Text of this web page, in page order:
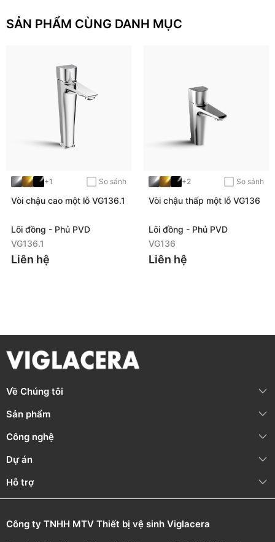
sản phẩm phù hợp nhất cho gia đình bạn.
Vệ sinh thường xuyên, nhẹ nhàng bằng chất tẩy rửa trung
tính, khăn mềm và nước sạch
sử dụng dung dịch tẩy rửa có tính axit, kiềm cao khi
hành
Phần thân, bộ
hòa trộn nước
Linh kiện (Đai ốc,
gioăng, tay gạt,
cần sen, bộ
*Quét mã QR trên sản phẩm để theo dõi thông tin thời gian
SẢN PHẨM CÙNG DANH MỤC
+1 So sánh
Vòi chậu cao một lỗ VG136.1
Lõi đồng - Phủ PVD
VG136.1
Liên hệ
+2 So sánh
Vòi chậu thấp một lỗ VG136
Lõi đồng - Phủ PVD
VG136
Liên hệ
Về Chúng tôi
Sản phẩm
Công nghệ
Dự án
Hỗ trợ
Công ty TNHH MTV Thiết bị vệ sinh Viglacera